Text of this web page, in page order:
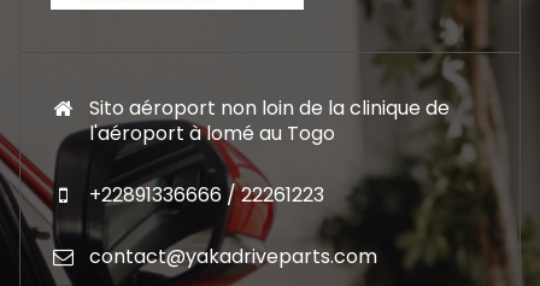
Sito aéroport non loin de la clinique de
l'aéroport à lomé au Togo
+22891336666 / 22261223
contact@yakadriveparts.com